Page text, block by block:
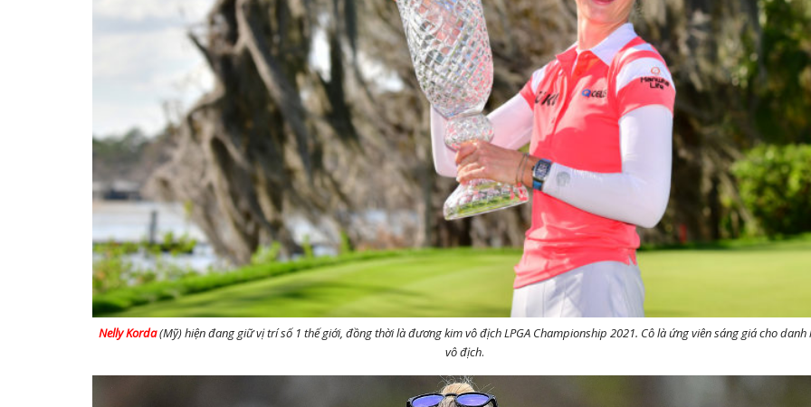
Nelly Korda(Mỹ) hiện đang giữ vị trí số 1 thế giới, đồng thời là đương kim vô địch LPGA Championship 2021. Cô là ứng viên sáng giá cho danh
vô địch.